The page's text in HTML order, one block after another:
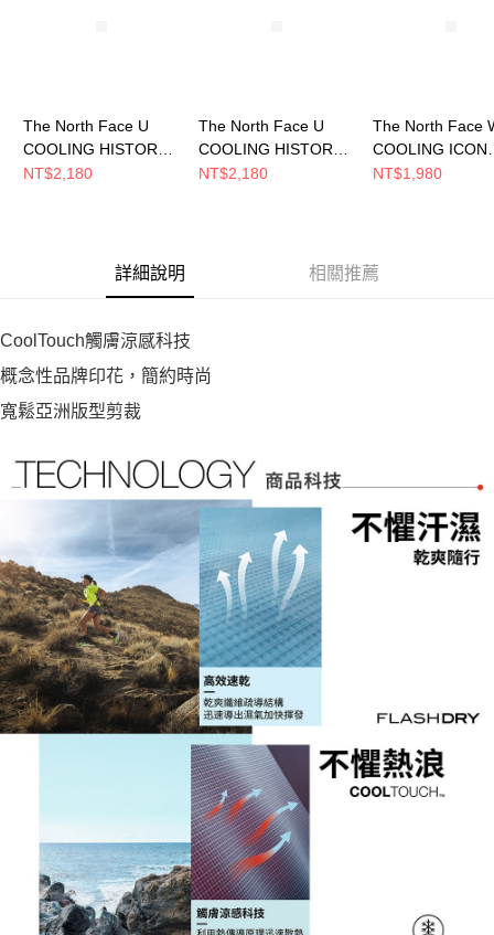
The North Face U
COOLING HISTORY
RELAXED SS TEE
NT$2,180
The North Face U
COOLING HISTORY
RELAXED SS TEE
NT$2,180
The North Face
COOLING ICON
RELAXED SS
NT$1,980
詳細說明 相關推薦
CoolTouch觸膚涼感科技
概念性品牌印花，簡約時尚
寬鬆亞洲版型剪裁